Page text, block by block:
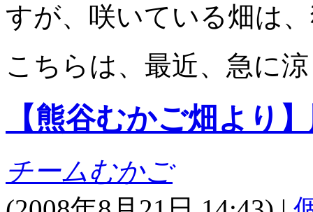
すが、咲いている畑は
こちらは、最近、急に
【熊谷むかご畑より
チームむかご